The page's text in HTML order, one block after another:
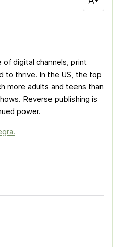
digital channels, print
to thrive. In the US, the top
more adults and teens than
Reverse publishing is
power.